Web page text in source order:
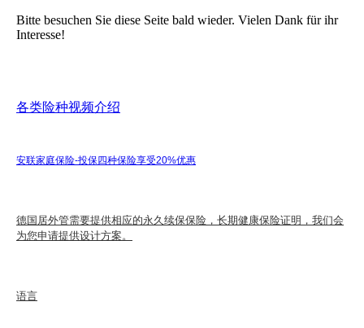
Bitte besuchen Sie diese Seite bald wieder. Vielen Dank für ihr
Interesse!
各类险种视频介绍
安联家庭保险-投保四种保险享受20%优惠
德国居外管需要提供相应的永久续保保险，长期健康保险证明，我们会
为您申请提供设计方案。
语言